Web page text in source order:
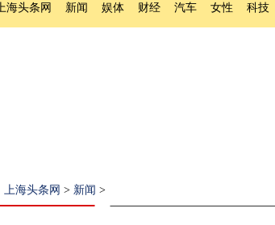
上海头条网 新闻 娱体 财经 汽车 女性 科技
上海头条网 > 新闻 >